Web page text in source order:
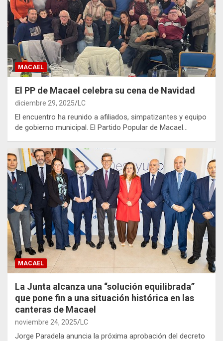
MACAEL
El PP de Macael celebra su cena de Navidad
diciembre 29, 2025 LC
El encuentro ha reunido a afiliados, simpatizantes y equipo
de gobierno municipal. El Partido Popular de Macael…
MACAEL
La Junta alcanza una “solución equilibrada”
que pone fin a una situación histórica en las
canteras de Macael
noviembre 24, 2025 LC
Jorge Paradela anuncia la próxima aprobación del decreto